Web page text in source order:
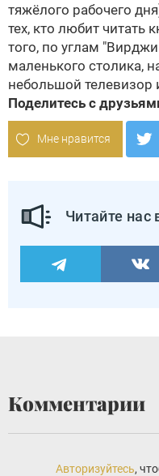
тяжёлого рабочего
тех, кто любит читать
того, по углам
маленького столика,
небольшой телевизор
Поделитесь с
Мне нравится
Читайте нас
Комментарии
Авторизуйтесь,